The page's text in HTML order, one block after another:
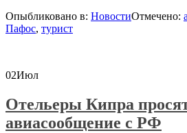
Опыбликовано в: НовостиОтмечено:
Пафос, турист
02Июл
Отельеры Кипра
авиасообщение с РФ